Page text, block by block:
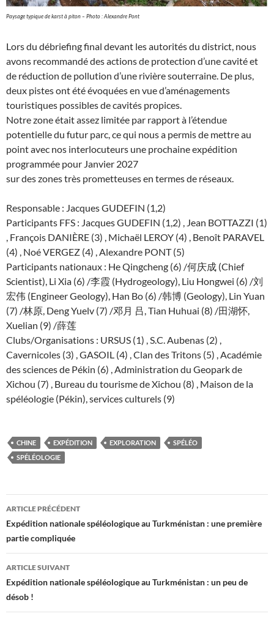
Paysage typique de karst à piton – Photo : Alexandre Pont
Lors du débriefing final devant les autorités du district, nous
avons recommandé des actions de protection d’une cavité et
de réduction de pollution d’une rivière souterraine. De plus,
deux pistes ont été évoquées en vue d’aménagements
touristiques possibles de cavités propices.
Notre zone était assez limitée par rapport à l’étendue
potentielle du futur parc, ce qui nous a permis de mettre au
point avec nos interlocuteurs une prochaine expédition
programmée pour Janvier 2027
sur des zones très prometteuses en termes de réseaux.
Responsable : Jacques GUDEFIN (1,2)
Participants FFS : Jacques GUDEFIN (1,2) , Jean BOTTAZZI (1)
, François DANIÈRE (3) , Michaël LEROY (4) , Benoît PARAVEL
(4) , Noé VERGEZ (4) , Alexandre PONT (5)
Participants nationaux : He Qingcheng (6) /何庆成 (Chief
Scientist), Li Xia (6) /李霞 (Hydrogeology), Liu Hongwei (6) /刘
宏伟 (Engineer Geology), Han Bo (6) /韩博 (Geology), Lin Yuan
(7) /林原, Deng Yuelv (7) /邓月 吕, Tian Huhuai (8) /田湖怀,
Xuelian (9) /薛莲
Clubs/Organisations : URSUS (1) , S.C. Aubenas (2) ,
Cavernicoles (3) , GASOIL (4) , Clan des Tritons (5) , Académie
des sciences de Pékin (6) , Administration du Geopark de
Xichou (7) , Bureau du tourisme de Xichou (8) , Maison de la
spéléologie (Pékin), services culturels (9)
CHINE EXPÉDITION EXPLORATION
SPÉLÉO
SPÉLÉOLOGIE
Navigation
des
articles
ARTICLE PRÉCÉDENT
Expédition nationale spéléologique au Turkménistan : une première
partie compliquée
ARTICLE SUIVANT
Expédition nationale spéléologique au Turkménistan : un peu de
désob !